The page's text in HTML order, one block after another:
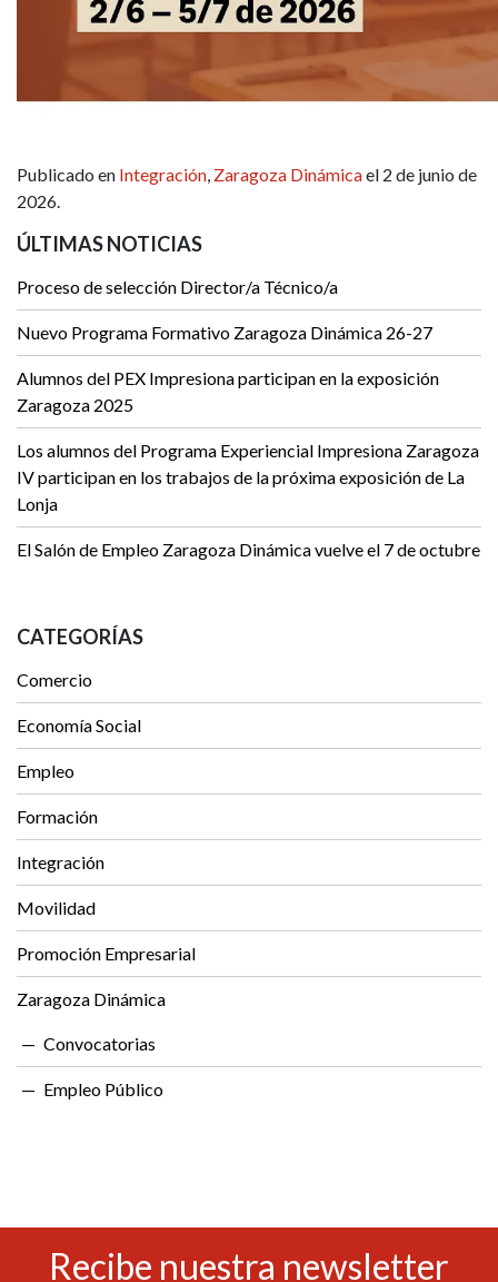
Publicado en Integración, Zaragoza Dinámicael 2 de junio de
2026.
ÚLTIMAS NOTICIAS
Proceso de selección Director/a Técnico/a
Nuevo Programa Formativo Zaragoza Dinámica 26-27
Alumnos del PEX Impresiona participan en la exposición
Zaragoza 2025
Los alumnos del Programa Experiencial Impresiona Zaragoza
IV participan en los trabajos de la próxima exposición de La
Lonja
El Salón de Empleo Zaragoza Dinámica vuelve el 7 de octubre
CATEGORÍAS
Comercio
Economía Social
Empleo
Formación
Integración
Movilidad
Promoción Empresarial
Zaragoza Dinámica
Convocatorias
Empleo Público
Recibe nuestra newsletter